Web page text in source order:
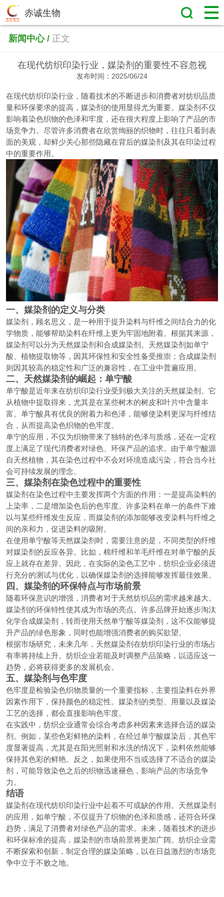
赤诚生物
新闻中心 / 正文
在现代纺织印染行业，媒染剂的重要性不容忽视
发布时间：2025/06/24
在现代纺织印染行业，随着技术的不断进步和消费者对纺织品质
量和环保要求的提高，媒染剂的使用显得尤为重要。媒染剂不仅
影响着染色织物的色泽和牢度，还在很大程度上影响了产品的市
场竞争力。尽管许多消费者在欣赏绚丽的织物时，往往只看到表
面的美观，却鲜少关心那些隐藏在背后的媒染剂及其在印染过程
中的重要作用。
一、媒染剂的定义与分类
媒染剂，顾名思义，是一种用于提升染料与纤维之间结合力的化
学物质，能够帮助染料在纤维上更为牢固地附着。根据其来源，
媒染剂可以分为天然媒染剂和合成媒染剂。天然媒染剂如单宁
酸、植物提取物等，因其环保性和安全性备受推崇；合成媒染剂
则因其较高的稳定性和广泛的兼容性，在工业中普遍应用。
二、天然媒染剂的崛起：单宁酸
单宁酸是近年来在纺织印染行业受到极大关注的天然媒染剂。它
从植物中提取得来，尤其是在某些树木的树皮和叶片中含量丰
富。单宁酸具有优良的附着力和色泽，能够使染料更深与纤维结
合，从而提高染色织物的色牢度。
单宁的应用，不仅为织物带来了独特的色泽与质感，还在一定程
度上满足了现代消费者对绿色、环保产品的追求。由于单宁酸源
自天然植物，其在染色过程中不会对环境造成污染，符合当今社
会可持续发展的理念。
三、媒染剂在染色过程中的重要性
媒染剂在染色过程中主要发挥两个方面的作用：一是提高染料的
上染率，二是增加染色后的色牢度。许多染料在单一的条件下难
以与某些纤维发生反应，而媒染剂的添加能够改变染料与纤维之
间的亲和力，促进染料的吸附。
在使用单宁酸等天然媒染剂时，需要注意的是，不同类型的纤维
对媒染剂的反应各异。比如，棉纤维和羊毛纤维在对单宁酸的反
应上就存在差异。因此，在实际的染色工艺中，纺织企业必须进
行充分的测试与优化，以确保媒染剂的选择能够发挥最佳效果。
四、媒染剂的环保特点与市场前景
随着环保意识的增强，消费者对于天然纺织品的需求越来越大。
媒染剂的环保特性使其成为市场的亮点。许多品牌开始逐步淘汰
化学合成媒染剂，转而使用天然单宁酸等媒染剂，这不仅能够提
升产品的绿色形象，同时也能增强消费者的购买欲望。
根据市场研究，未来几年，天然媒染剂在纺织印染行业的市场占
有率将持续上升。纺织企业若能及时调整产品策略，以适应这一
趋势，必将获得更多的发展机会。
五、媒染剂与色牢度
色牢度是检验染色织物质量的一个重要指标，主要指染料在外界
因素作用下，保持颜色的稳定性。媒染剂的类型、用量以及媒染
工艺的选择，都会直接影响色牢度。
在实践中，纺织企业通常会综合考虑多种因素来选择合适的媒染
剂。例如，某些色彩鲜艳的染料，在经过单宁酸媒染后，其色牢
度显著提高，尤其是在阳光照射和水洗的情况下，染料依然能够
保持其色彩的鲜艳。反之，如果使用不当或选择了不适合的媒染
剂，可能导致染色之后的织物迅速褪色，影响产品的市场竞争
力。
结语
媒染剂在现代纺织印染行业中起着不可或缺的作用。天然媒染剂
的应用，如单宁酸，不仅提升了织物的色泽和质感，还符合环保
趋势，满足了消费者对绿色产品的需求。未来，随着技术的进步
和环保标准的提高，媒染剂的市场前景将更加广阔。纺织企业需
不断探索和创新，制定合理的媒染策略，以在日益激烈的市场竞
争中立于不败之地。